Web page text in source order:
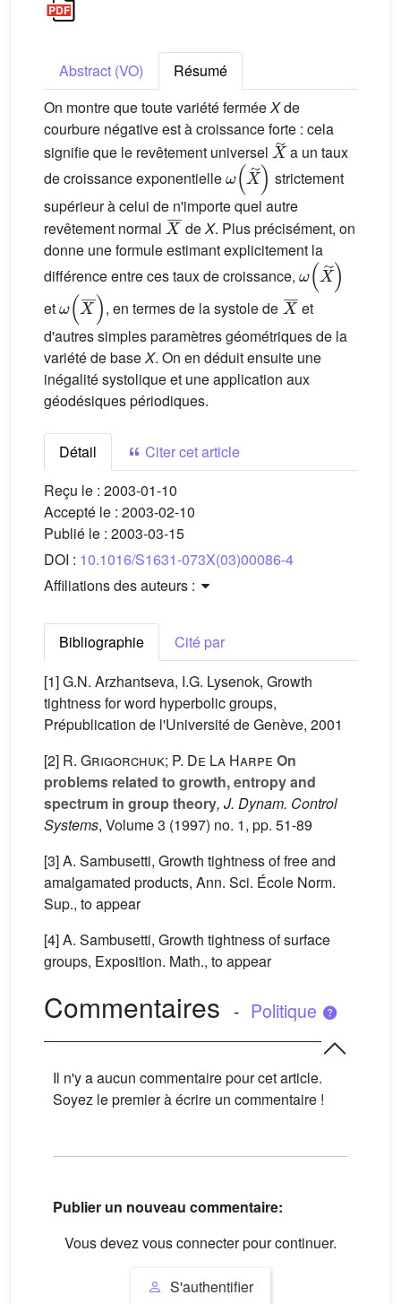
Abstract (VO)
Résumé
On montre que toute variété ferméeXde
courbure négative est à croissance forte : cela
signifie que le revêtement universel
X˜
a un taux
de croissance exponentielle
ω(X˜)
strictement
supérieur à celui de n'importe quel autre
revêtement normal
X¯
deX. Plus précisément, on
donne une formule estimant explicitement la
différence entre ces taux de croissance,
ω(X˜)
et
(X¯)
, en termes de la systole de
X¯
et
d'autres simples paramètres géométriques de la
variété de baseX. On en déduit ensuite une
inégalité systolique et une application aux
géodésiques périodiques.
Détail
Citer cet article
Reçu le : 2003-01-10
Accepté le : 2003-02-10
Publié le : 2003-03-15
DOI : 10.1016/S1631-073X(03)00086-4
Affiliations des auteurs :
Bibliographie
Cité par
[1] G.N. Arzhantseva, I.G. Lysenok, Growth
tightness for word hyperbolic groups,
Prépublication de l'Université de Genève, 2001
[2] R. Grigorchuk; P. De La Harpe On
problems related to growth, entropy and
spectrum in group theory, J. Dynam. Control
Systems, Volume 3 (1997) no. 1, pp. 51-89
[3] A. Sambusetti, Growth tightness of free and
amalgamated products, Ann. Sci. École Norm.
Sup., to appear
[4] A. Sambusetti, Growth tightness of surface
groups, Exposition. Math., to appear
Commentaires - Politique
Il n'y a aucun commentaire pour cet article.
Soyez le premier à écrire un commentaire !
Publier un nouveau commentaire:
Vous devez vous connecter pour continuer.
S'authentifier